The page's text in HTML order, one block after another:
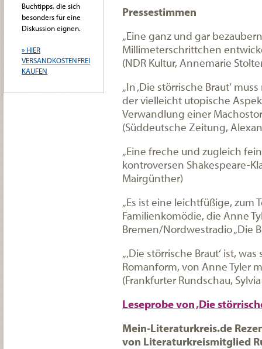
Pressestimmen
„Eine ganz und gar
Millimeterschrittchen
(NDR Kultur, Annemarie
„In ‚Die störrische Braut‘
der vielleicht utopische
Verwandlung einer
(Süddeutsche Zeitung,
„Eine freche und zugleich
kontroversen Shakespeare-
Mairgünther)
„Es ist eine leichtfüßige, zum
Familienkomödie, die Anne
Bremen/Nordwestradio „Die
„‚Die störrische Braut‘ ist,
Romanform, von Anne Tyler
(Frankfurter Rundschau,
Leseprobe von ‚Die
Mein-Literaturkreis.de
von Literaturkreismitglied
Buchtipps, die sich
besonders für eine
Diskussion eignen.
» HIER
VERSANDKOSTENFREI
KAUFEN